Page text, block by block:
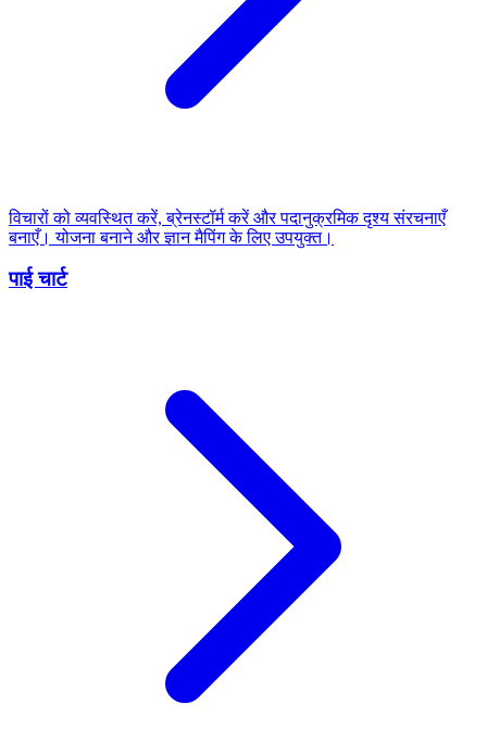
विचारों को व्यवस्थित करें, ब्रेनस्टॉर्म करें और पदानुक्रमिक दृश्य संरचनाएँ
बनाएँ। योजना बनाने और ज्ञान मैपिंग के लिए उपयुक्त।
पाई चार्ट